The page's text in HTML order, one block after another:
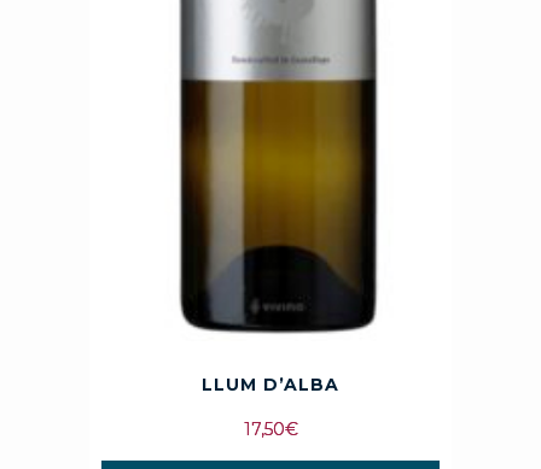
LLUM D’ALBA
17,50€